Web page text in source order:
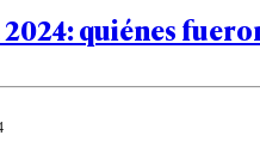
quiénes